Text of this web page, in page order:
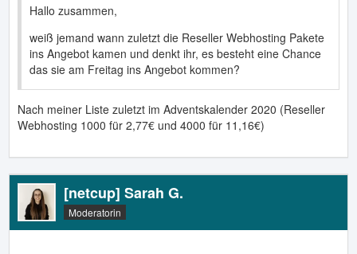
Hallo zusammen,
weiß jemand wann zuletzt die Reseller Webhosting Pakete
ins Angebot kamen und denkt ihr, es besteht eine Chance
das sie am Freitag ins Angebot kommen?
Nach meiner Liste zuletzt im Adventskalender 2020 (Reseller
Webhosting 1000 für 2,77€ und 4000 für 11,16€)
[netcup] Sarah G.
Moderatorin